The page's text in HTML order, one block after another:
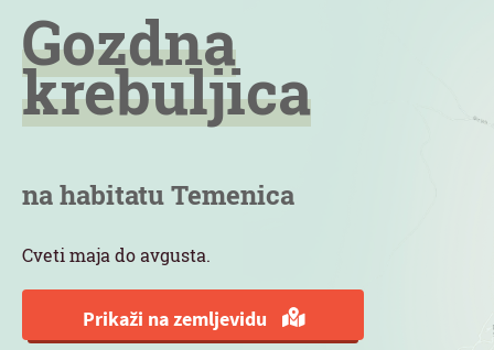
Gozdna
krebuljica
na habitatu Temenica
Cveti maja do avgusta.
Prikaži na zemljevidu